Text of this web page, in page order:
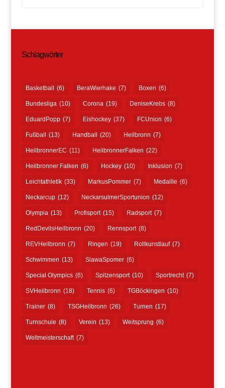
Schlagwörter
Basketball (6) BeraWierhake (7) Boxen (6)
Bundesliga (10) Corona (19) DeniseKrebs (8)
EduardPopp (7) Eishockey (37) FCUnion (6)
Fußball (13) Handball (20) Heilbronn (7)
HeilbronnerEC (11) HeilbronnerFalken (22)
Heilbronner Falken (6) Hockey (10) Inklusion (7)
Leichtathletik (33) MarkusPommer (7) Medaille (6)
Neckarcup (12) NeckarsulmerSportunion (12)
Olympia (13) Profisport (15) Radsport (7)
RedDevilsHeilbronn (20) Rennsport (8)
REVHeilbronn (7) Ringen (19) Rollkunstlauf (7)
Schwimmen (13) SlawaSpomer (6)
Special Olympics (6) Spitzensport (10) Sportrecht (7)
SVHeilbronn (18) Tennis (6) TGBöckingen (10)
Trainer (8) TSGHeilbronn (26) Turnen (17)
Turnschule (8) Verein (13) Weitsprung (6)
Weltmeisterschaft (7)